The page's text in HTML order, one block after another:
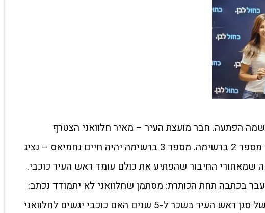
הפתעה. חבר מועצת העיר – מאיר חלוואני הצטרף
למתמודדת מעיין דלל ויהי מספר 2 ברשימה. מספר 3 ברשימה יהיה חיים נחמיאס – נציג
שמאחורי החיבור שהפתיע את כולם עומד ראש העיר כוכבי.
בכתבה תחת הכותרת: מסתמן שחלוואני לא יתמודד נכתב:
"הוא מצפה לקבל תפקיד של סגן ראש העיר בשכר ל-5 שנים האם כוכבי יגשים לחלוואני